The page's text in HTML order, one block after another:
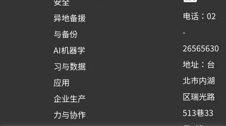
异地备援
与备份
AI机器学
习与数据
应用
企业生产
力与协作
o
o
k
-
s
q
u
a
b
e
d
i
n
电话：02
-
26565630
地址：台
北市内湖
区瑞光路
513巷33